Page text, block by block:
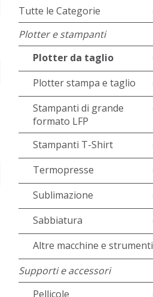
Tutte le Categorie
Plotter e stampanti
Plotter da taglio
Plotter stampa e taglio
Stampanti di grande
formato LFP
Stampanti T-Shirt
Termopresse
Sublimazione
Sabbiatura
Altre macchine e strumenti
Supporti e accessori
Pellicole